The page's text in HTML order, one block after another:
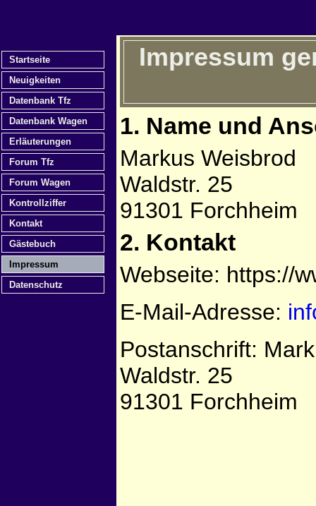
Startseite
Neuigkeiten
Datenbank Tfz
Datenbank Wagen
Erläuterungen
Forum Tfz
Forum Wagen
Kontrollziffer
Kontakt
Gästebuch
Impressum
Datenschutz
Impressum
1. Name und
Markus Weisbrod
Waldstr. 25
91301 Forchheim
2. Kontakt
Webseite: https://
E-Mail-Adresse:
Postanschrift:
Waldstr. 25
91301 Forchheim